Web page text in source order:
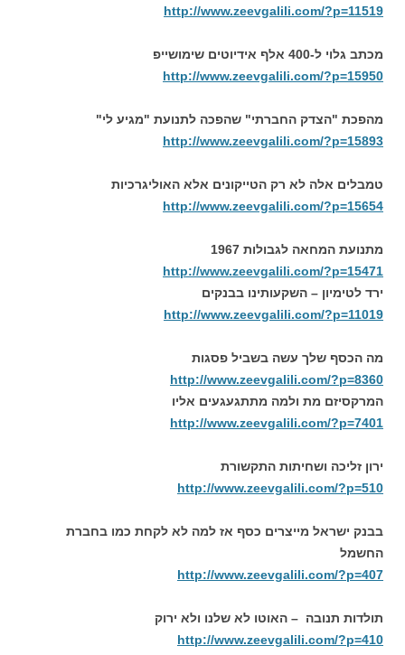
http://www.zeevgalili.com/?p=11519
מכתב גלוי ל-400 אלף אידיוטים שימושייפ
http://www.zeevgalili.com/?p=15950
מהפכת "הצדק החברתי" שהפכה לתנועת "מגיע לי"
http://www.zeevgalili.com/?p=15893
טמבלים אלה לא רק הטייקונים אלא האוליגרכיות
http://www.zeevgalili.com/?p=15654
מתנועת המחאה לגבולות 1967
http://www.zeevgalili.com/?p=15471
ירד לטימיון – השקעותינו בבנקים
http://www.zeevgalili.com/?p=11019
מה הכסף שלך עשה בשביל פסגות
http://www.zeevgalili.com/?p=8360
המרקסיזם מת ולמה מתתגעגעים אליו
http://www.zeevgalili.com/?p=7401
ירון זליכה ושחיתות התקשורת
http://www.zeevgalili.com/?p=510
בבנק ישראל מייצרים כסף אז למה לא לקחת כמו בחברת
החשמל
http://www.zeevgalili.com/?p=407
תולדות תנובה – האוטו לא שלנו ולא ירוק
http://www.zeevgalili.com/?p=410